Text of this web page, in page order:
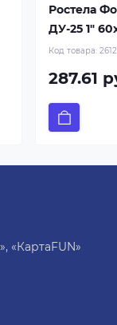
Ростела
ДУ-25 1"
Код товара:
287.61
«КартаFUN»